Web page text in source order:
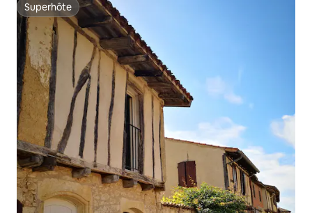
Superhôte
Superhôte